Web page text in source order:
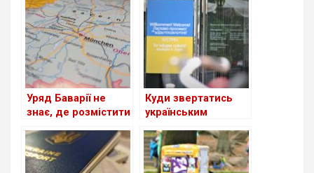
Бундестагу
Уряд Баварії не
знає, де розмістити
Куди звертатись
українським
прибувають до
Німеччини